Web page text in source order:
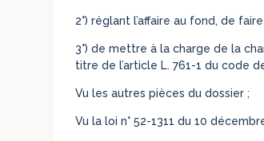
2°) réglant l’affaire au fond, de
3°) de mettre à la charge de la
titre de l’article L. 761-1 du code
Vu les autres pièces du dossier ;
Vu la loi n° 52-1311 du 10